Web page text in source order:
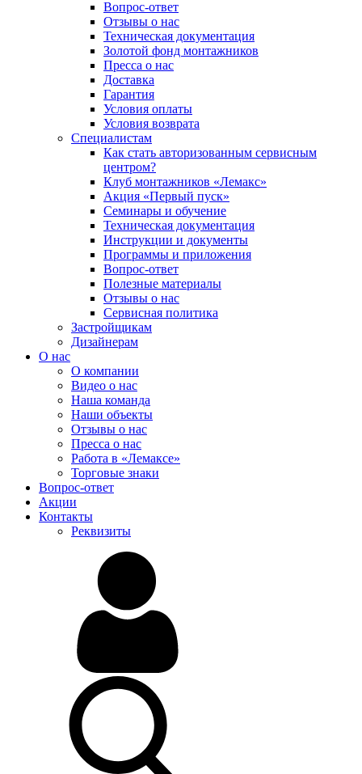
Вопрос-ответ
Отзывы о нас
Техническая документация
Золотой фонд монтажников
Пресса о нас
Доставка
Гарантия
Условия оплаты
Условия возврата
Специалистам
Как стать авторизованным сервисным
центром?
Клуб монтажников «Лемакс»
Акция «Первый пуск»
Семинары и обучение
Техническая документация
Инструкции и документы
Программы и приложения
Вопрос-ответ
Полезные материалы
Отзывы о нас
Сервисная политика
Застройщикам
Дизайнерам
О нас
О компании
Видео о нас
Наша команда
Наши объекты
Отзывы о нас
Пресса о нас
Работа в «Лемаксе»
Торговые знаки
Вопрос-ответ
Акции
Контакты
Реквизиты